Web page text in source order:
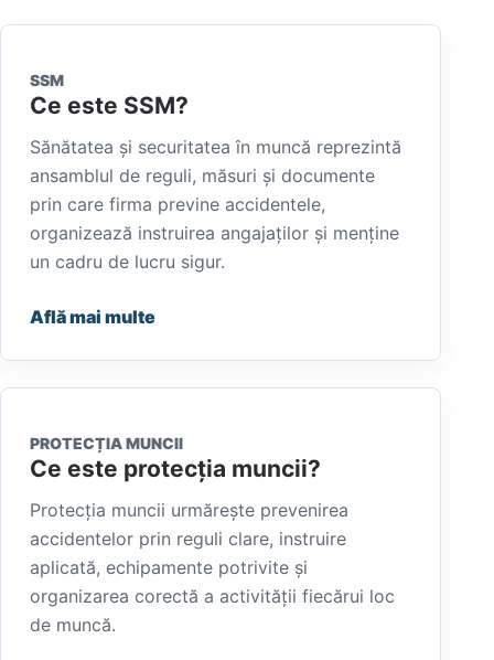
SSM
Ce este SSM?
Sănătatea și securitatea în muncă reprezintă
ansamblul de reguli, măsuri și documente
prin care firma previne accidentele,
organizează instruirea angajaților și menține
un cadru de lucru sigur.
Află mai multe
PROTECȚIA MUNCII
Ce este protecția muncii?
Protecția muncii urmărește prevenirea
accidentelor prin reguli clare, instruire
aplicată, echipamente potrivite și
organizarea corectă a activității fiecărui loc
de muncă.